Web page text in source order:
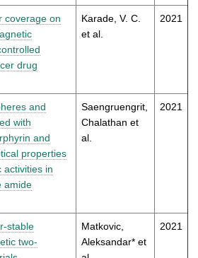
coverage on
drug
Karade, V. C.
et al.
2021
and
with
and
properties
activities in
amide
Saengruengrit,
Chalathan et
al.
2021
stable
two-
Matkovic,
Aleksandar* et
2021